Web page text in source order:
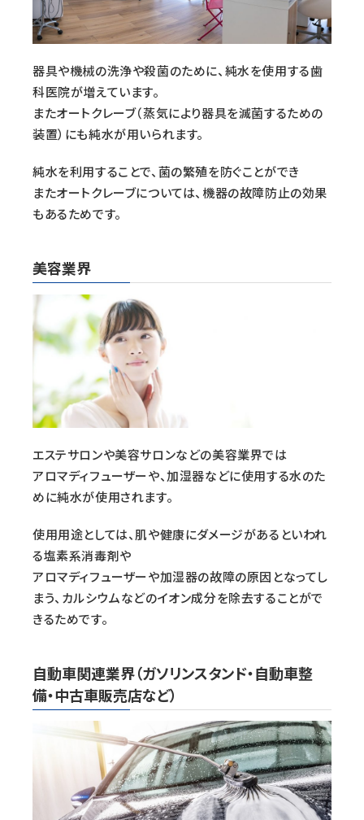
器具や機械の洗浄や殺菌のために、純水を使用する歯
科医院が増えています。
またオートクレーブ（蒸気により器具を滅菌するための
装置）にも純水が用いられます。
純水を利用することで、菌の繁殖を防ぐことができ
またオートクレーブについては、機器の故障防止の効果
もあるためです。
美容業界
エステサロンや美容サロンなどの美容業界では
アロマディフューザーや、加湿器などに使用する水のた
めに純水が使用されます。
使用用途としては、肌や健康にダメージがあるといわれ
る塩素系消毒剤や
アロマディフューザーや加湿器の故障の原因となってし
まう、カルシウムなどのイオン成分を除去することがで
きるためです。
自動車関連業界（ガソリンスタンド・自動車整
備・中古車販売店など）